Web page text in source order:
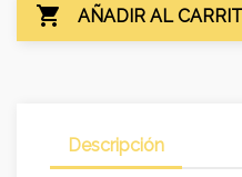
 AÑADIR AL
Descripción